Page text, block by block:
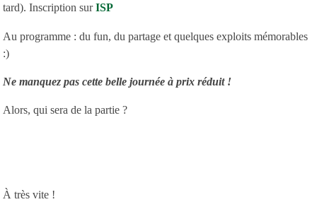
tard). Inscription surISP
Au programme : du fun, du partage et quelques exploits mémorables
:)
Ne manquez pas cette belle journée à prix réduit !
Alors, qui sera de la partie ?
À très vite !